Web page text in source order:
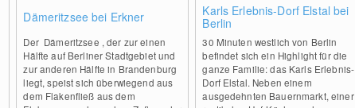
Dämeritzsee bei Erkner
Der Dämeritzsee , der zur einen
Hälfte auf Berliner Stadtgebiet und
zur anderen Hälfte in Brandenburg
liegt, speist sich überwiegend aus
dem Flakenfließ aus dem
Karls Erlebnis-Dorf Elstal bei
Berlin
30 Minuten westlich von Berlin
befindet sich ein Highlight für die
ganze Familie: das Karls Erlebnis-
Dorf Elstal. Neben einem
ausgedehnten Bauernmarkt, einer